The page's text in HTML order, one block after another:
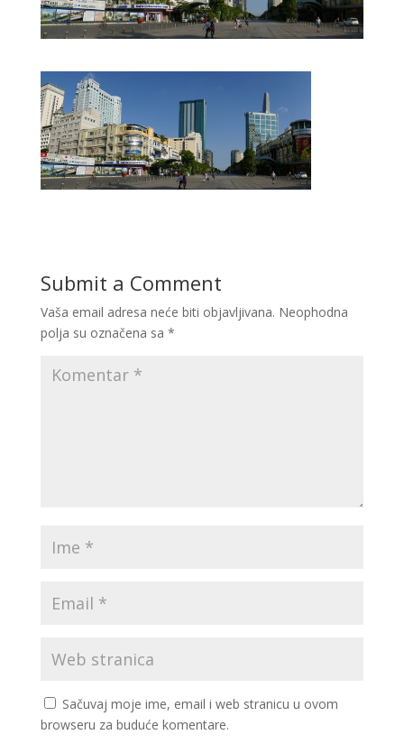
Submit a Comment
Vaša email adresa neće biti objavljivana. Neophodna
polja su označena sa *
Sačuvaj moje ime, email i web stranicu u ovom
browseru za buduće komentare.